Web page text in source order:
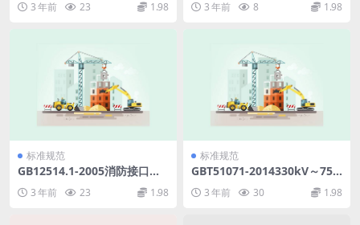
3 年前 23 1.98 3 年前 8 1.98
标准规范
GB12514.1-2005消防接口第1
部分消防接口通用技术条件.p
df 3 年前 23 1.98
标准规范
GBT51071-2014330kV～750
kV智能变电站设计规范.pdf
3 年前 30 1.98